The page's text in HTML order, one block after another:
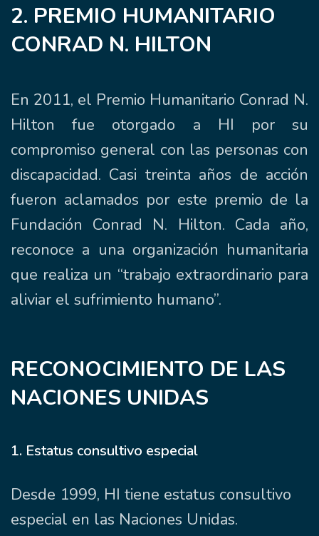
2. PREMIO HUMANITARIO
CONRAD N. HILTON
En 2011, el Premio Humanitario Conrad N.
Hilton fue otorgado a HI por su
compromiso general con las personas con
discapacidad. Casi treinta años de acción
fueron aclamados por este premio de la
Fundación Conrad N. Hilton. Cada año,
reconoce a una organización humanitaria
que realiza un “trabajo extraordinario para
aliviar el sufrimiento humano”.
RECONOCIMIENTO DE LAS
NACIONES UNIDAS
1. Estatus consultivo especial
Desde 1999, HI tiene estatus consultivo
especial en las Naciones Unidas.